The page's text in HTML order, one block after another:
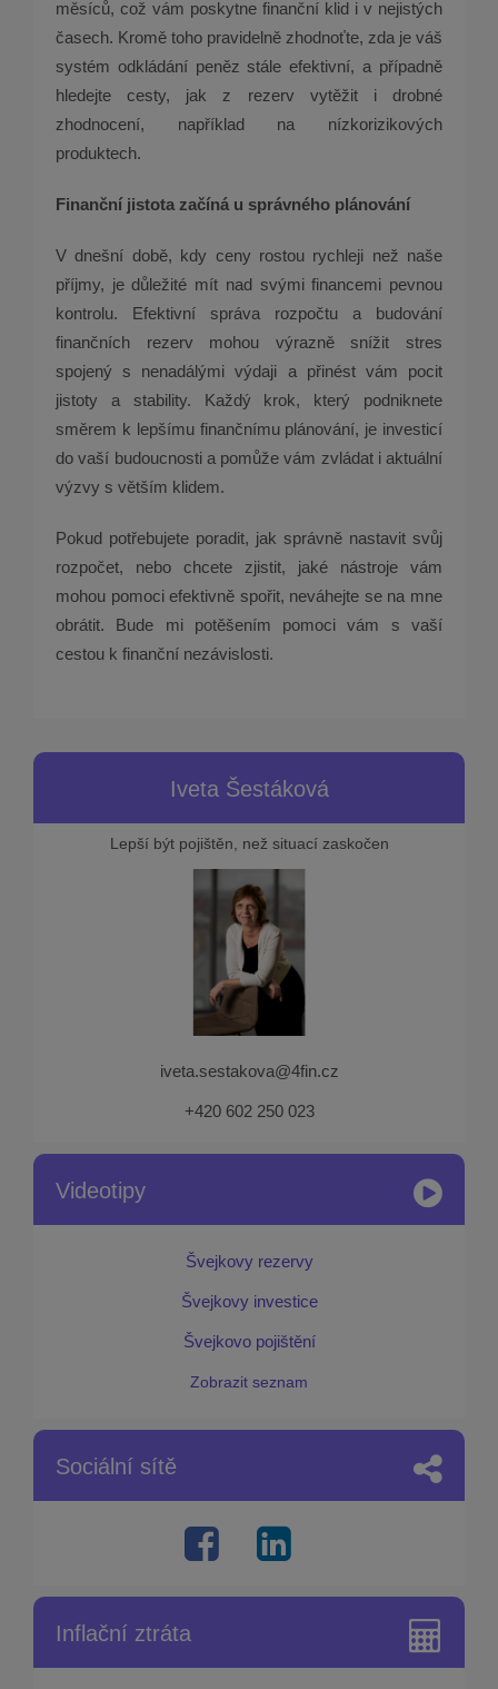
měsíců, což vám poskytne finanční klid i v nejistých
časech. Kromě toho pravidelně zhodnoťte, zda je váš
systém odkládání peněz stále efektivní, a případně
hledejte cesty, jak z rezerv vytěžit i drobné
zhodnocení, například na nízkorizikových
produktech.
Finanční jistota začíná u správného plánování
V dnešní době, kdy ceny rostou rychleji než naše
příjmy, je důležité mít nad svými financemi pevnou
kontrolu. Efektivní správa rozpočtu a budování
finančních rezerv mohou výrazně snížit stres
spojený s nenadálými výdaji a přinést vám pocit
jistoty a stability. Každý krok, který podniknete
směrem k lepšímu finančnímu plánování, je investicí
do vaší budoucnosti a pomůže vám zvládat i aktuální
výzvy s větším klidem.
Pokud potřebujete poradit, jak správně nastavit svůj
rozpočet, nebo chcete zjistit, jaké nástroje vám
mohou pomoci efektivně spořit, neváhejte se na mne
obrátit. Bude mi potěšením pomoci vám s vaší
cestou k finanční nezávislosti.
Iveta Šestáková
Lepší být pojištěn, než situací zaskočen
iveta.sestakova@4fin.cz
+420 602 250 023
Videotipy
Švejkovy rezervy
Švejkovy investice
Švejkovo pojištění
Zobrazit seznam
Sociální sítě
Inflační ztráta